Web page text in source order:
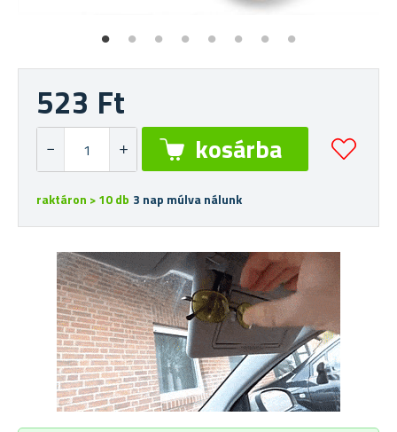
523 Ft
raktáron > 10 db 3 nap múlva nálunk